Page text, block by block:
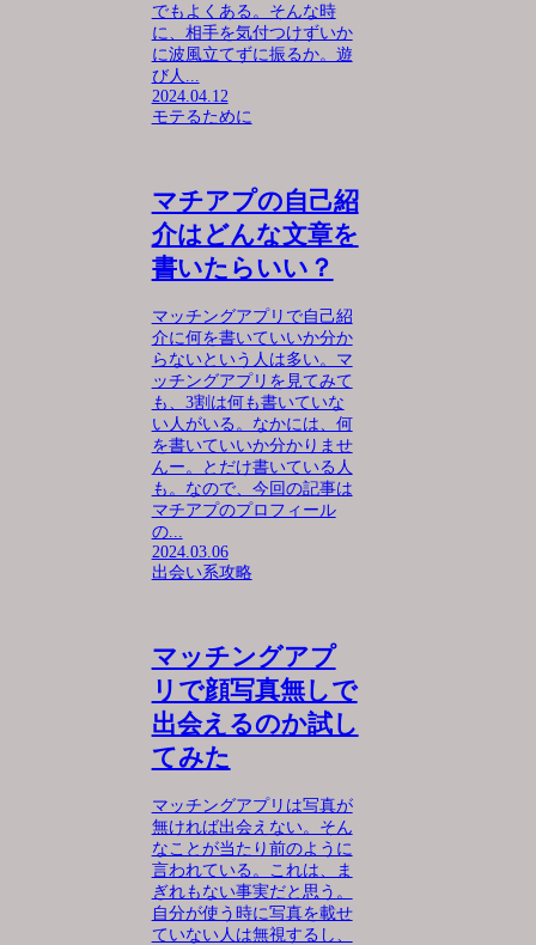
でもよくある。そんな時
に、相手を気付つけずいか
に波風立てずに振るか。遊
び人...
2024.04.12
モテるために
マチアプの自己紹
介はどんな文章を
書いたらいい？
マッチングアプリで自己紹
介に何を書いていいか分か
らないという人は多い。マ
ッチングアプリを見てみて
も、3割は何も書いていな
い人がいる。なかには、何
を書いていいか分かりませ
んー。とだけ書いている人
も。なので、今回の記事は
マチアプのプロフィール
の...
2024.03.06
出会い系攻略
マッチングアプ
リで顔写真無しで
出会えるのか試し
てみた
マッチングアプリは写真が
無ければ出会えない。そん
なことが当たり前のように
言われている。これは、ま
ぎれもない事実だと思う。
自分が使う時に写真を載せ
ていない人は無視するし、